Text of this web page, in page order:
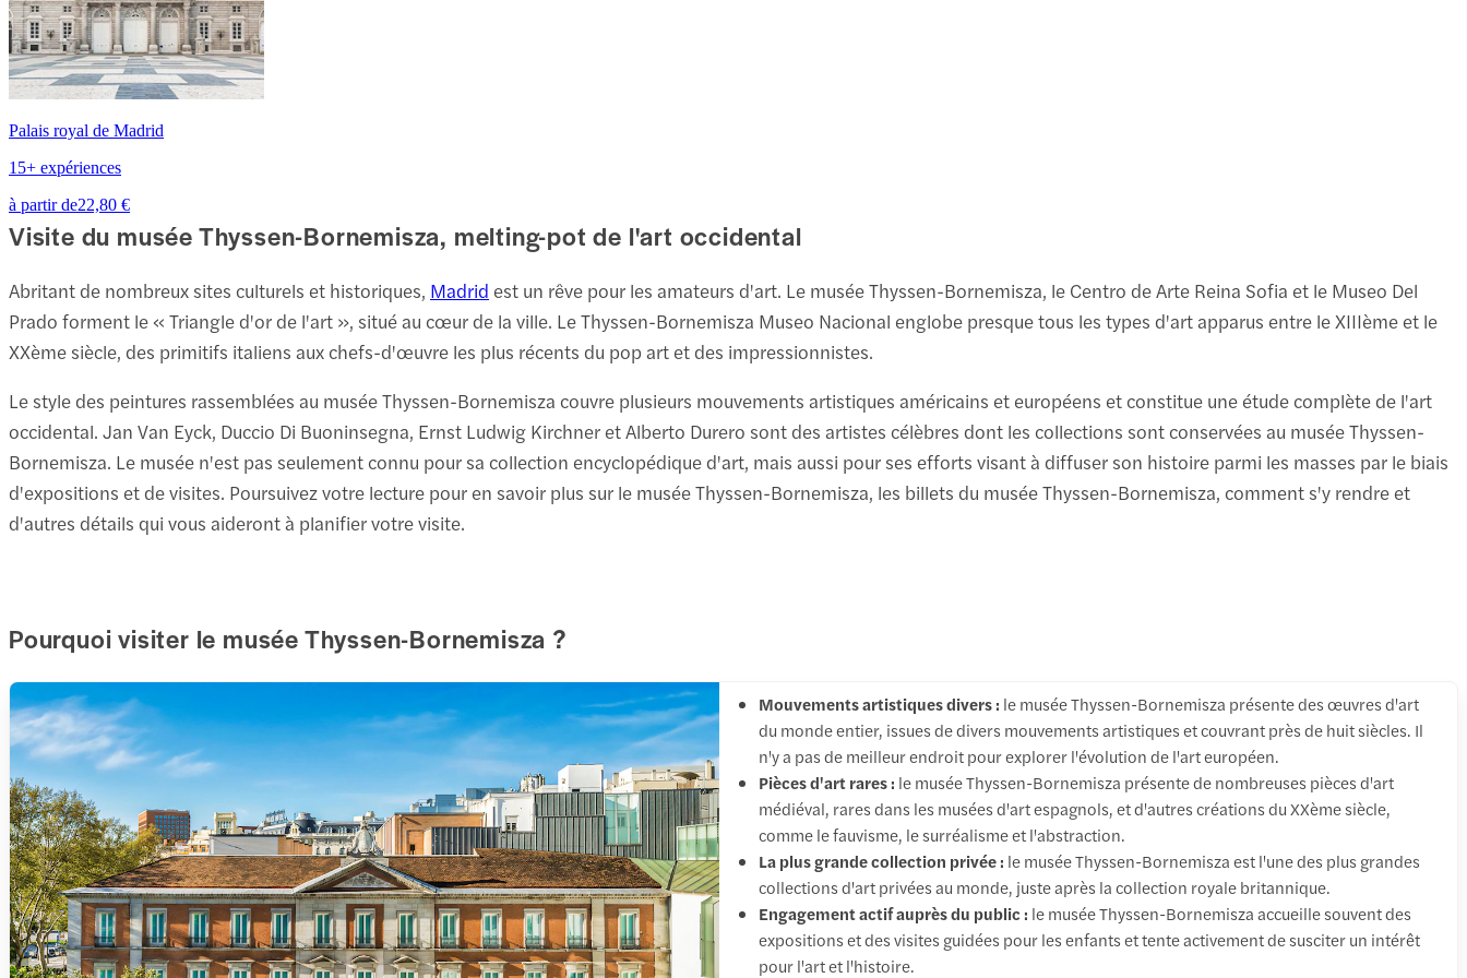
Palais royal de Madrid
15+ expériences
à partir de22,80 €
Visite du musée Thyssen-Bornemisza, melting-pot de l'art occidental
Abritant de nombreux sites culturels et historiques, Madrid est un rêve pour les amateurs d'art. Le musée Thyssen-Bornemisza, le Centro de Arte Reina Sofia et le Museo Del
Prado forment le « Triangle d'or de l'art », situé au cœur de la ville. Le Thyssen-Bornemisza Museo Nacional englobe presque tous les types d'art apparus entre le XIIIème et le
XXème siècle, des primitifs italiens aux chefs-d'œuvre les plus récents du pop art et des impressionnistes.
Le style des peintures rassemblées au musée Thyssen-Bornemisza couvre plusieurs mouvements artistiques américains et européens et constitue une étude complète de l'art
occidental. Jan Van Eyck, Duccio Di Buoninsegna, Ernst Ludwig Kirchner et Alberto Durero sont des artistes célèbres dont les collections sont conservées au musée Thyssen-
Bornemisza. Le musée n'est pas seulement connu pour sa collection encyclopédique d'art, mais aussi pour ses efforts visant à diffuser son histoire parmi les masses par le biais
d'expositions et de visites. Poursuivez votre lecture pour en savoir plus sur le musée Thyssen-Bornemisza, les billets du musée Thyssen-Bornemisza, comment s'y rendre et
d'autres détails qui vous aideront à planifier votre visite.
Pourquoi visiter le musée Thyssen-Bornemisza ?
Mouvements artistiques divers : le musée Thyssen-Bornemisza présente des œuvres d'art
du monde entier, issues de divers mouvements artistiques et couvrant près de huit siècles. Il
n'y a pas de meilleur endroit pour explorer l'évolution de l'art européen.
Pièces d'art rares : le musée Thyssen-Bornemisza présente de nombreuses pièces d'art
médiéval, rares dans les musées d'art espagnols, et d'autres créations du XXème siècle,
comme le fauvisme, le surréalisme et l'abstraction.
La plus grande collection privée : le musée Thyssen-Bornemisza est l'une des plus grandes
collections d'art privées au monde, juste après la collection royale britannique.
Engagement actif auprès du public : le musée Thyssen-Bornemisza accueille souvent des
expositions et des visites guidées pour les enfants et tente activement de susciter un intérêt
pour l'art et l'histoire.